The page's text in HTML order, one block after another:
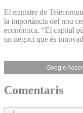
El ministre de
la importància del nou
econòmica. “El capital
un negoci que és
Google
Comentaris